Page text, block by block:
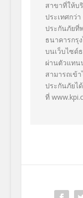
สาขาที่ให้บ
ประเทศกว่า
ประกันภัยที่
ธนาคารกรุ
บนเว็บไซด์
ผ่านตัวแทน
สามารถเข้
ประกันภัยไ
ที่